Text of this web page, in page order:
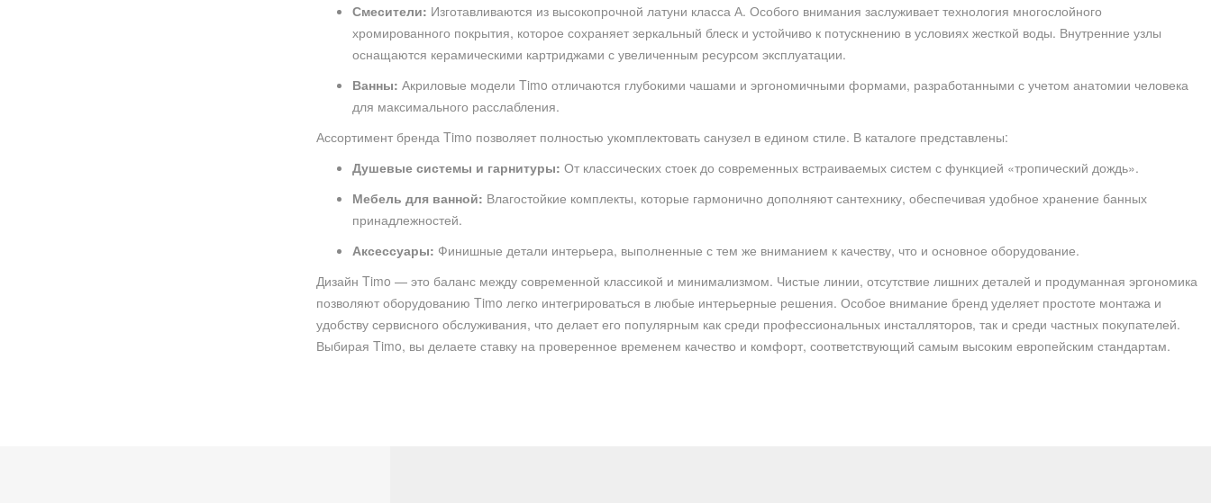
Смесители: Изготавливаются из высокопрочной латуни класса А. Особого внимания заслуживает технология многослойного
хромированного покрытия, которое сохраняет зеркальный блеск и устойчиво к потускнению в условиях жесткой воды. Внутренние узлы
оснащаются керамическими картриджами с увеличенным ресурсом эксплуатации.
Ванны: Акриловые модели Timo отличаются глубокими чашами и эргономичными формами, разработанными с учетом анатомии человека
для максимального расслабления.
Ассортимент бренда Timo позволяет полностью укомплектовать санузел в едином стиле. В каталоге представлены:
Душевые системы и гарнитуры: От классических стоек до современных встраиваемых систем с функцией «тропический дождь».
Мебель для ванной: Влагостойкие комплекты, которые гармонично дополняют сантехнику, обеспечивая удобное хранение банных
принадлежностей.
Аксессуары: Финишные детали интерьера, выполненные с тем же вниманием к качеству, что и основное оборудование.
Дизайн Timo — это баланс между современной классикой и минимализмом. Чистые линии, отсутствие лишних деталей и продуманная эргономика
позволяют оборудованию Timo легко интегрироваться в любые интерьерные решения. Особое внимание бренд уделяет простоте монтажа и
удобству сервисного обслуживания, что делает его популярным как среди профессиональных инсталляторов, так и среди частных покупателей.
Выбирая Timo, вы делаете ставку на проверенное временем качество и комфорт, соответствующий самым высоким европейским стандартам.